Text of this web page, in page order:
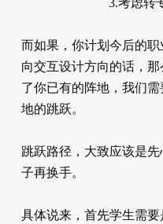
3.考虑转
而如果，你计划今后的
向交互设计方向的话，
了你已有的阵地，我们
地的跳跃。
跳跃路径，大致应该是
子再换手。
具体说来，首先学生需